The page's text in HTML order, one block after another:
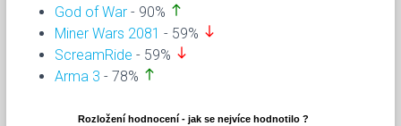
God of War - 90% north
Miner Wars 2081 - 59% south
ScreamRide - 59% south
Arma 3 - 78% north
Rozložení hodnocení - jak se nejvíce hodnotilo ?